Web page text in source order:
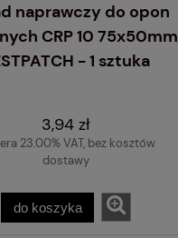
naprawczy do opon
CRP 10 75x50mm
- 1 sztuka
3,94 zł
23.00% VAT, bez kosztów
dostawy
do koszyka